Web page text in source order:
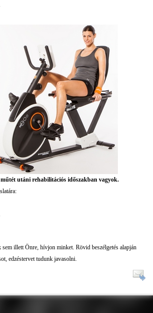
utáni rehabilitációs időszakban vagyok.
illett Önre, hívjon minket. Rövid beszélgetés alapján
edzéstervet tudunk javasolni.